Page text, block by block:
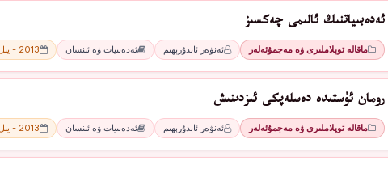
ئەدەبىياتنىڭ ئالىمى چەكسىز
ماقالە توپلاملىرى ۋە مەجمۇئەلەر ئەنۋەر ئابدۇرېھىم ئەدەبىيات ۋە ئىنسان 2013 - يىل
رومان ئۈستىدە دەسلەپكى ئىزدىنىش
ماقالە توپلاملىرى ۋە مەجمۇئەلەر ئەنۋەر ئابدۇرېھىم ئەدەبىيات ۋە ئىنسان 2013 - يىل